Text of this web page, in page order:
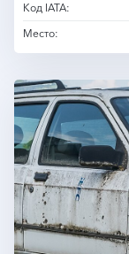
Код IATA:
Место: